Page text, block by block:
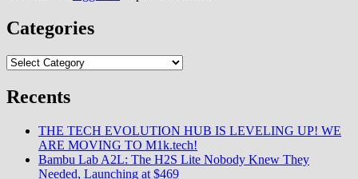
Categories
Categories
Recents
THE TECH EVOLUTION HUB IS LEVELING UP! WE
ARE MOVING TO M1k.tech!
Bambu Lab A2L: The H2S Lite Nobody Knew They
Needed, Launching at $469